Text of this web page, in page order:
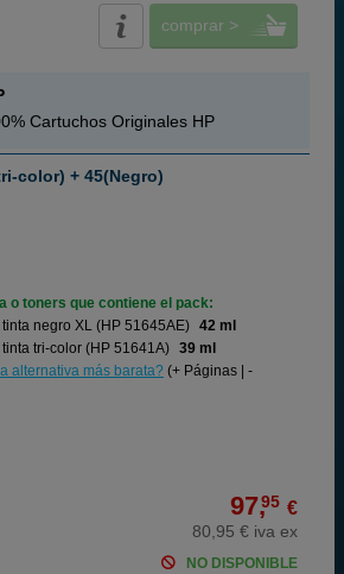
comprar >
Cartuchos Originales HP
color) + 45(Negro)
o toners que contiene el pack:
negro XL (HP 51645AE) 42 ml
tri-color (HP 51641A) 39 ml
alternativa más barata? (+ Páginas | -
97,95 €
80,95 € iva ex
NO DISPONIBLE